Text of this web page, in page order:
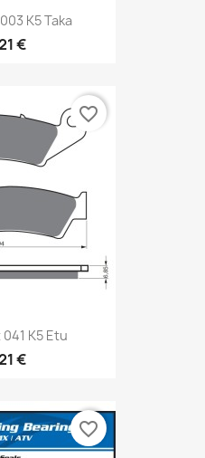
K5 Taka
€
K5 Etu
€
favorite_border
favorite_border